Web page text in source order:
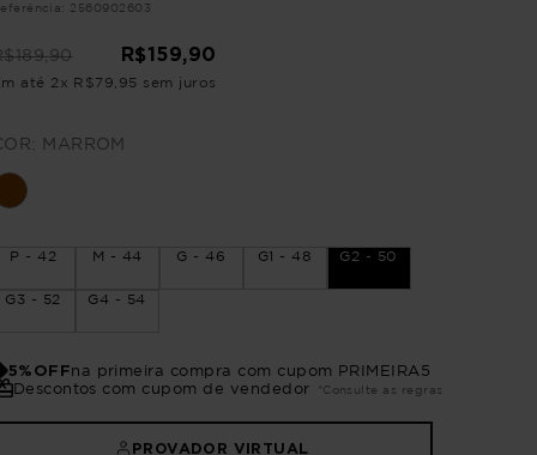
: 2560902603
189,90 R$159,90
até 2 x R$79 95 sem juros
MARROM
P - 42 M - 44 G - 46 G1 - 48 G2 - 50
G3 - 52 G4 - 54
5%OFFna primeira compra com cupom PRIMEIRA5
Descontos com cupom de vendedor
*Consulte as regras
PROVADOR VIRTUAL